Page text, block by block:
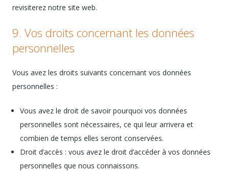
revisiterez notre site web.
9. Vos droits concernant les données
personnelles
Vous avez les droits suivants concernant vos données
personnelles :
Vous avez le droit de savoir pourquoi vos données
personnelles sont nécessaires, ce qui leur arrivera et
combien de temps elles seront conservées.
Droit d’accès : vous avez le droit d’accéder à vos données
personnelles que nous connaissons.